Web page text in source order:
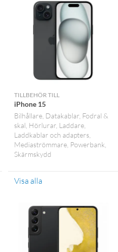
TILLBEHÖR TILL
iPhone 15
Bilhållare Datakablar Fodral &
skal Hörlurar Laddare
Laddkablar och adapters
Mediaströmmare Powerbank
Skärmskydd
Visa alla